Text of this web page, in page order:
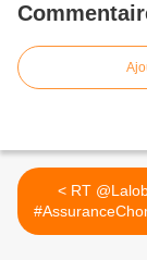
< RT @LalobaRose:
une...